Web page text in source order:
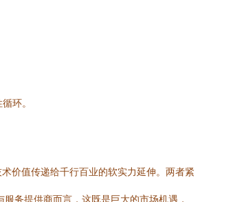
环。
价值传递给千行百业的软实力延伸。两者紧
务提供商而言，这既是巨大的市场机遇，